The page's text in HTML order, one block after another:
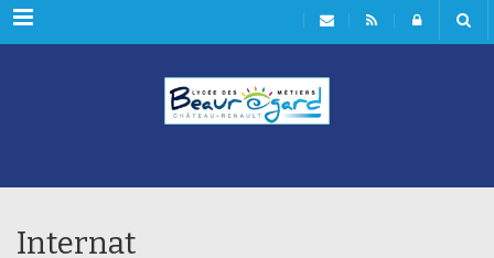
Rubriques
Internat